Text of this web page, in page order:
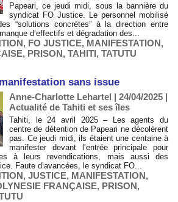
Papeari, ce jeudi midi, sous la bannière du
syndicat FO Justice. Le personnel mobilisé
“solutions concrètes” à la direction entre
d’effectifs et dégradation des...
, FO JUSTICE, MANIFESTATION,
, PRISON, TAHITI, TATUTU
sans issue
Anne-Charlotte Lehartel | 24/04/2025 |
Actualité de Tahiti et ses îles
Tahiti, le 24 avril 2025 – Les agents du
centre de détention de Papeari ne décolèrent
pas. Ce jeudi midi, ils étaient une centaine à
manifester devant l’entrée principale pour
à leurs revendications, mais aussi des
Faute d’avancées, le syndicat FO...
, JUSTICE, MANIFESTATION,
FRANÇAISE, PRISON,